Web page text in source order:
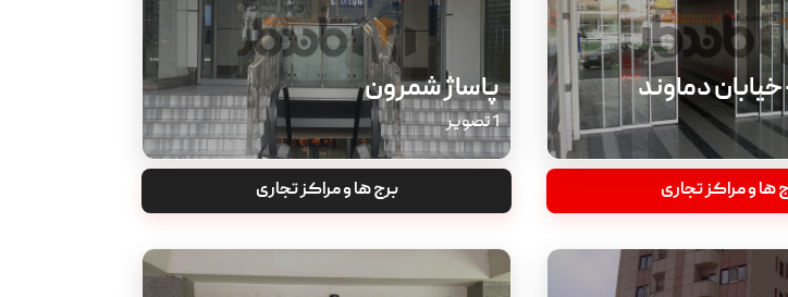
دماوند
ها و مراکز تجاری
پاساژ شمرون
1 تصویر
برج ها و مراکز تجاری